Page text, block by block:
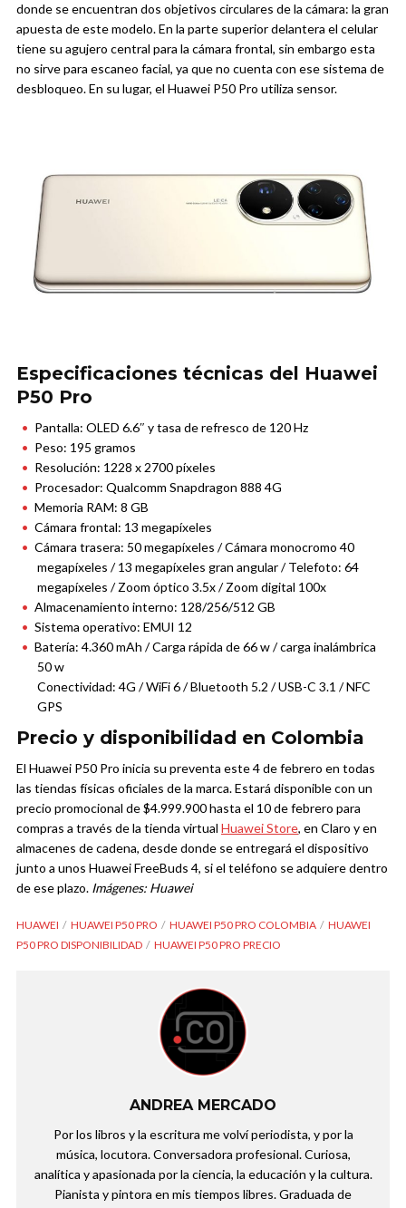
donde se encuentran dos objetivos circulares de la cámara: la gran
apuesta de este modelo. En la parte superior delantera el celular
tiene su agujero central para la cámara frontal, sin embargo esta
no sirve para escaneo facial, ya que no cuenta con ese sistema de
desbloqueo. En su lugar, el Huawei P50 Pro utiliza sensor.
Especificaciones técnicas del Huawei
P50 Pro
Pantalla: OLED 6.6″ y tasa de refresco de 120 Hz
Peso: 195 gramos
Resolución: 1228 x 2700 píxeles
Procesador: Qualcomm Snapdragon 888 4G
Memoria RAM: 8 GB
Cámara frontal: 13 megapíxeles
Cámara trasera: 50 megapíxeles / Cámara monocromo 40
megapíxeles / 13 megapíxeles gran angular / Telefoto: 64
megapíxeles / Zoom óptico 3.5x / Zoom digital 100x
Almacenamiento interno: 128/256/512 GB
Sistema operativo: EMUI 12
Batería: 4.360 mAh / Carga rápida de 66 w / carga inalámbrica
50 w
Conectividad: 4G / WiFi 6 / Bluetooth 5.2 / USB-C 3.1 / NFC
GPS
Precio y disponibilidad en Colombia
El Huawei P50 Pro inicia su preventa este 4 de febrero en todas
las tiendas físicas oficiales de la marca. Estará disponible con un
precio promocional de $4.999.900 hasta el 10 de febrero para
compras a través de la tienda virtual Huawei Store, en Claro y en
almacenes de cadena, desde donde se entregará el dispositivo
junto a unos Huawei FreeBuds 4, si el teléfono se adquiere dentro
de ese plazo. Imágenes: Huawei
HUAWEI HUAWEI P50 PRO HUAWEI P50 PRO COLOMBIA
HUAWEI
P50 PRO DISPONIBILIDAD
HUAWEI P50 PRO PRECIO
ANDREA MERCADO
Por los libros y la escritura me volví periodista, y por la
música, locutora. Conversadora profesional. Curiosa,
analítica y apasionada por la ciencia, la educación y la cultura.
Pianista y pintora en mis tiempos libres. Graduada de